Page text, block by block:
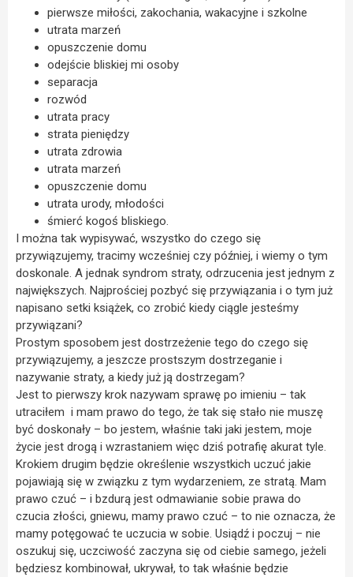
pierwsze miłości, zakochania, wakacyjne i szkolne
utrata marzeń
opuszczenie domu
odejście bliskiej mi osoby
separacja
rozwód
utrata pracy
strata pieniędzy
utrata zdrowia
utrata marzeń
opuszczenie domu
utrata urody, młodości
śmierć kogoś bliskiego.
I można tak wypisywać, wszystko do czego się
przywiązujemy, tracimy wcześniej czy później, i wiemy o tym
doskonale. A jednak syndrom straty, odrzucenia jest jednym z
największych. Najprościej pozbyć się przywiązania i o tym już
napisano setki książek, co zrobić kiedy ciągle jesteśmy
przywiązani?
Prostym sposobem jest dostrzeżenie tego do czego się
przywiązujemy, a jeszcze prostszym dostrzeganie i
nazywanie straty, a kiedy już ją dostrzegam?
Jest to pierwszy krok nazywam sprawę po imieniu – tak
utraciłem i mam prawo do tego, że tak się stało nie muszę
być doskonały – bo jestem, właśnie taki jaki jestem, moje
życie jest drogą i wzrastaniem więc dziś potrafię akurat tyle.
Krokiem drugim będzie określenie wszystkich uczuć jakie
pojawiają się w związku z tym wydarzeniem, ze stratą. Mam
prawo czuć – i bzdurą jest odmawianie sobie prawa do
czucia złości, gniewu, mamy prawo czuć – to nie oznacza, że
mamy potęgować te uczucia w sobie. Usiądź i poczuj – nie
oszukuj się, uczciwość zaczyna się od ciebie samego, jeżeli
będziesz kombinował, ukrywał, to tak właśnie będzie